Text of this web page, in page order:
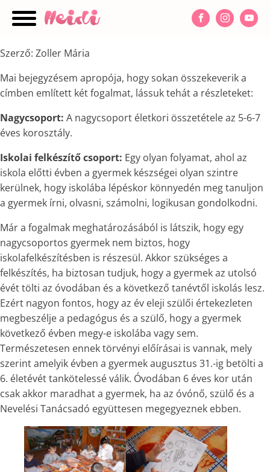
Szerző: Zoller Mária
Mai bejegyzésem apropója, hogy sokan összekeverik a
címben említett két fogalmat, lássuk tehát a részleteket:
Nagycsoport: A nagycsoport életkori összetétele az 5-6-7
éves korosztály.
Iskolai felkészítő csoport: Egy olyan folyamat, ahol az
iskola előtti évben a gyermek készségei olyan szintre
kerülnek, hogy iskolába lépéskor könnyedén meg tanuljon
a gyermek írni, olvasni, számolni, logikusan gondolkodni.
Már a fogalmak meghatározásából is látszik, hogy egy
nagycsoportos gyermek nem biztos, hogy
iskolafelkészítésben is részesül. Akkor szükséges a
felkészítés, ha biztosan tudjuk, hogy a gyermek az utolsó
évét tölti az óvodában és a következő tanévtől iskolás lesz.
Ezért nagyon fontos, hogy az év eleji szülői értekezleten
megbeszélje a pedagógus és a szülő, hogy a gyermek
következő évben megy-e iskolába vagy sem.
Természetesen ennek törvényi előírásai is vannak, mely
szerint amelyik évben a gyermek augusztus 31.-ig betölti a
6. életévét tankötelessé válik. Óvodában 6 éves kor után
csak akkor maradhat a gyermek, ha az óvónő, szülő és a
Nevelési Tanácsadó együttesen megegyeznek ebben.